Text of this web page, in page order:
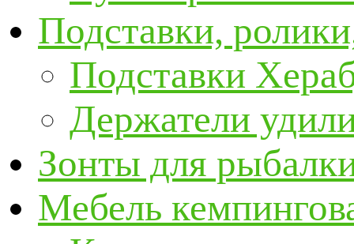
Подставки,
Подставки
Держатели
Зонты для
Мебель